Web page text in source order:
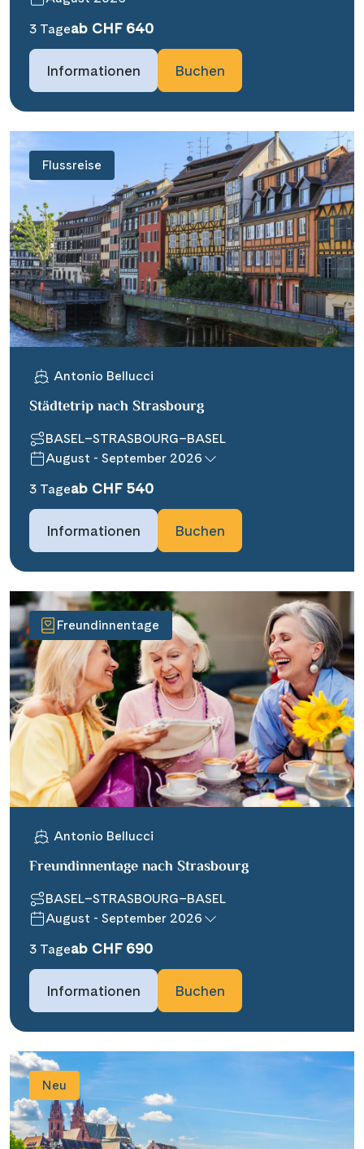
3 Tageab CHF 640
Informationen Buchen
Flussreise
Antonio Bellucci
Städtetrip nach Strasbourg
BASEL–STRASBOURG–BASEL
August - September 2026
3 Tageab CHF 540
Informationen Buchen
Freundinnentage
Antonio Bellucci
Freundinnentage nach Strasbourg
BASEL–STRASBOURG–BASEL
August - September 2026
3 Tageab CHF 690
Informationen Buchen
Neu